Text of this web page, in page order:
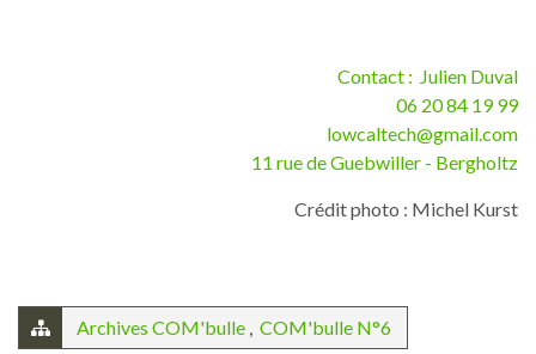
Contact : Julien Duval
06 20 84 19 99
lowcaltech@gmail.com
11 rue de Guebwiller - Bergholtz
Crédit photo : Michel Kurst
Archives COM'bulle COM'bulle N°6